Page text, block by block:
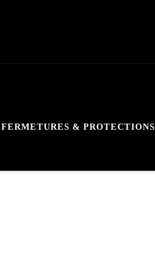
FERMETURES & PROTECTIONS